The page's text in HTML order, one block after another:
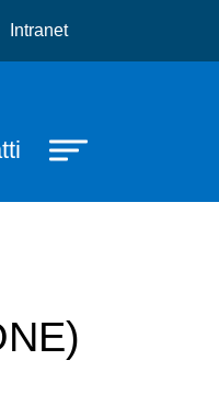
Intranet